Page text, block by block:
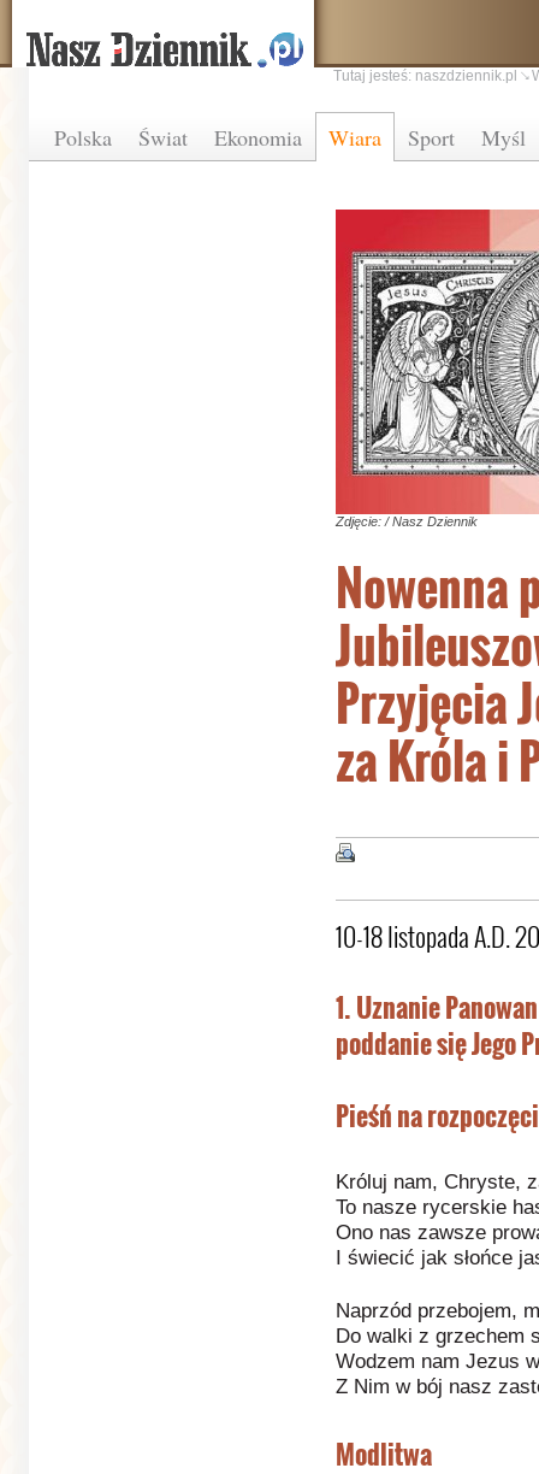
Polska Świat Ekonomia Wiara Sport Myśl
Tutaj jesteś: naszdziennik.pl
Zdjęcie: / Nasz Dziennik
Nowenna
Przyjęcia
za Króla i
10-18 listopada A.D.
1. Uznanie
poddanie się Jego
Pieśń na
Króluj nam, Chryste,
To nasze rycerskie
Ono nas zawsze
I świecić jak słońce
Naprzód przebojem,
Do walki z grzechem
Wodzem nam Jezus
Z Nim w bój nasz
Modlitwa